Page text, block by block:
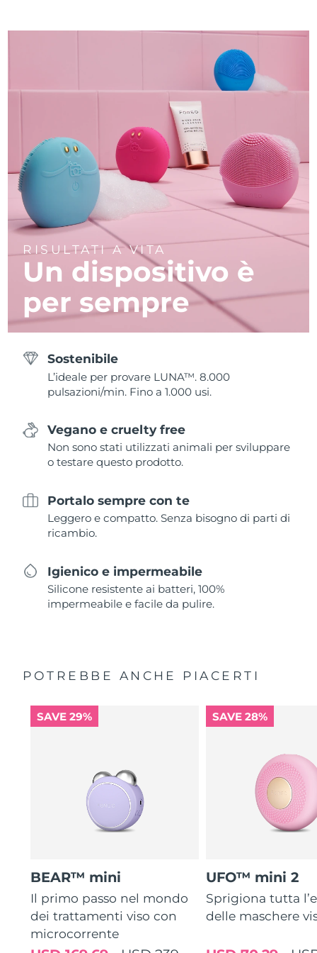
RISULTATI A VITA
Un dispositivo è
per sempre
Sostenibile
L’ideale per provare LUNA™. 8.000
pulsazioni/min. Fino a 1.000 usi.
Vegano e cruelty free
Non sono stati utilizzati animali per sviluppare
o testare questo prodotto.
Portalo sempre con te
Leggero e compatto. Senza bisogno di parti di
ricambio.
Igienico e impermeabile
Silicone resistente ai batteri, 100%
impermeabile e facile da pulire.
POTREBBE ANCHE PIACERTI
SAVE 29%
BEAR™ mini
Il primo passo nel mondo
dei trattamenti viso con
microcorrente
SAVE 28%
UFO™ mini 2
Sprigiona tutta
delle maschere